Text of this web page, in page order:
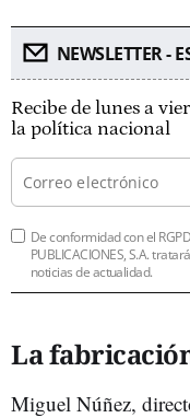
NEWSLETTER -
Recibe de lunes a
la política nacional
De conformidad con el
PUBLICACIONES, S.A.
noticias de actualidad.
La
Miguel Núñez,